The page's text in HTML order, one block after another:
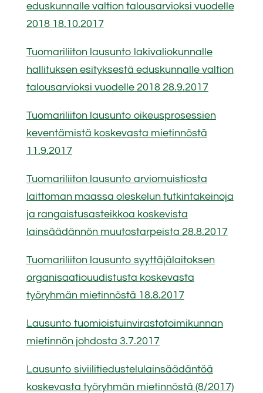
eduskunnalle valtion talousarvioksi vuodelle
2018 18.10.2017
Tuomariliiton lausunto lakivaliokunnalle
hallituksen esityksestä eduskunnalle valtion
talousarvioksi vuodelle 2018 28.9.2017
Tuomariliiton lausunto oikeusprosessien
keventämistä koskevasta mietinnöstä
11.9.2017
Tuomariliiton lausunto arviomuistiosta
laittoman maassa oleskelun tutkintakeinoja
ja rangaistusasteikkoa koskevista
lainsäädännön muutostarpeista 28.8.2017
Tuomariliiton lausunto syyttäjälaitoksen
organisaatiouudistusta koskevasta
työryhmän mietinnöstä 18.8.2017
Lausunto tuomioistuinvirastotoimikunnan
mietinnön johdosta 3.7.2017
Lausunto siviilitiedustelulainsäädäntöä
koskevasta työryhmän mietinnöstä (8/2017)